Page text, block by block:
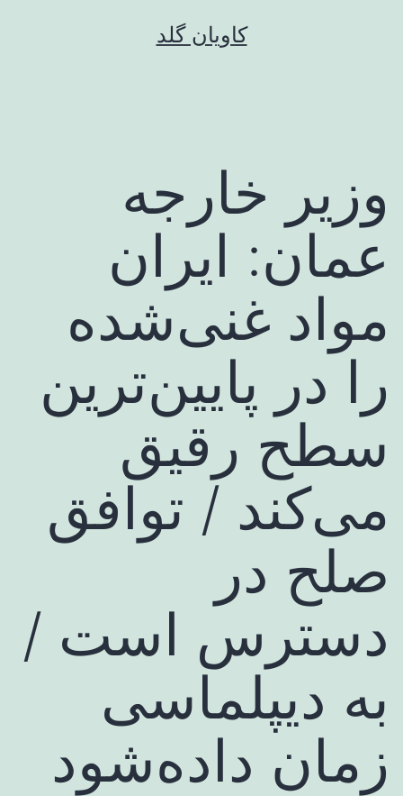
کاویان گلد
وزیر خارجه
عمان: ایران
مواد غنی‌شده
را در پایین‌ترین
سطح رقیق
می‌کند / توافق
صلح در
دسترس است /
به دیپلماسی
زمان داده‌شود